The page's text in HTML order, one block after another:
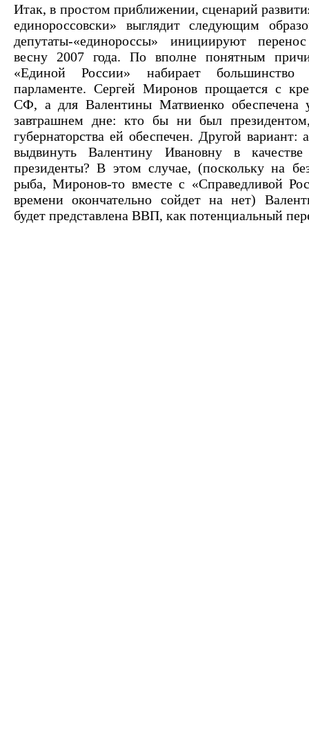
Итак, в простом приближении, сценарий
единороссовски» выглядит следующим
депутаты-«единороссы» инициируют
весну 2007 года. По вполне понятным
«Единой России» набирает большинство
парламенте. Сергей Миронов прощается с
СФ, а для Валентины Матвиенко обеспечена
завтрашнем дне: кто бы ни был
губернаторства ей обеспечен. Другой вариант:
выдвинуть Валентину Ивановну в
президенты? В этом случае, (поскольку на
рыба, Миронов-то вместе с «Справедливой
времени окончательно сойдет на нет)
будет представлена ВВП, как потенциальный